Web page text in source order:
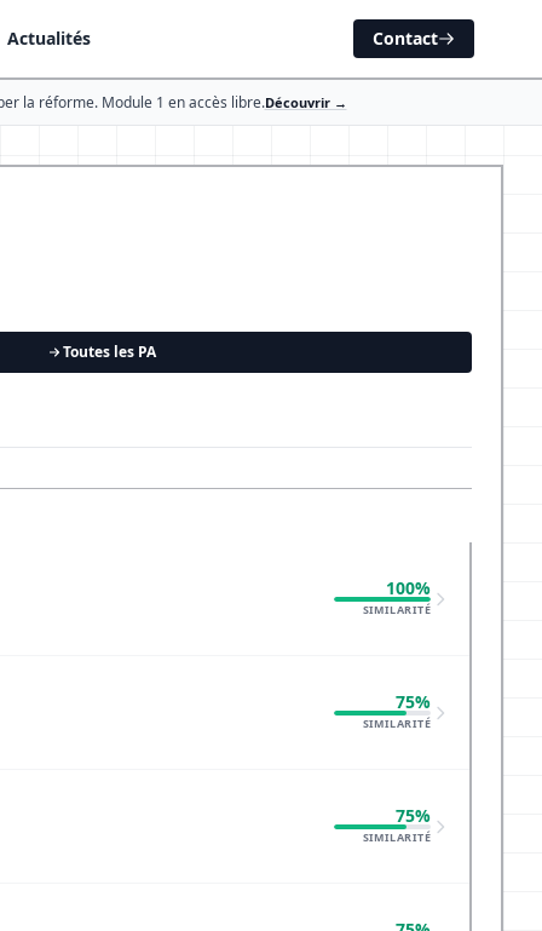
Actualités Contact
la réforme. Module 1 en accès libre.Découvrir →
Toutes les PA
100%
SIMILARITÉ
75%
SIMILARITÉ
75%
SIMILARITÉ